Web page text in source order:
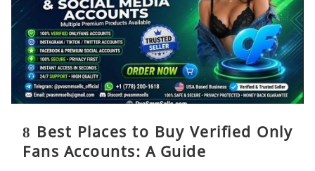
8 Best Places to Buy Verified Only
Fans Accounts: A Guide